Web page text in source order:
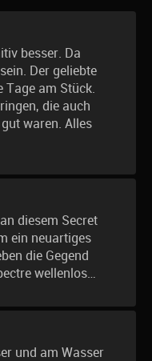
besser. Da
Der geliebte
Tage am Stück.
die auch
waren. Alles
diesem Secret
ein neuartiges
die Gegend
wellenlos…
und am Wasser